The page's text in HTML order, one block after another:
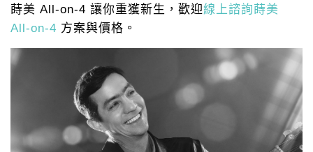
蒔美 All-on-4 讓你重獲新生，歡迎線上諮詢蒔美
All-on-4 方案與價格。